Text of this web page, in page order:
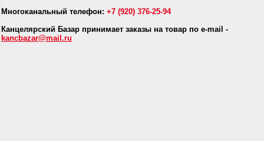
Многоканальный телефон: +7 (920) 376-25-94
Канцелярский Базар принимает заказы на товар по e-mail -
kancbazar@mail.ru